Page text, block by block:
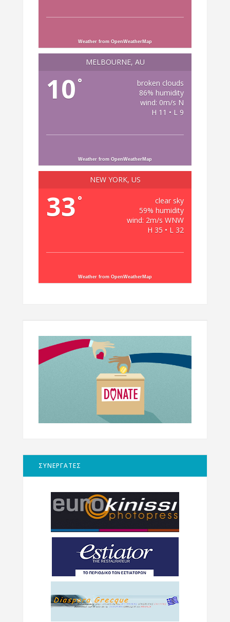
Weather from OpenWeatherMap
MELBOURNE, AU
10 °
broken clouds
86% humidity
wind: 0m/s N
H 11 • L 9
Weather from OpenWeatherMap
NEW YORK, US
33 °
clear sky
59% humidity
wind: 2m/s WNW
H 35 • L 32
Weather from OpenWeatherMap
ΣΥΝΕΡΓΑΤΕΣ